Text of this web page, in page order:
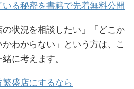
る秘密を書籍で先着無料公開
の状況を相談したい」「どこか
わからない」という方は、こ
に考えます。
盛店にするなら